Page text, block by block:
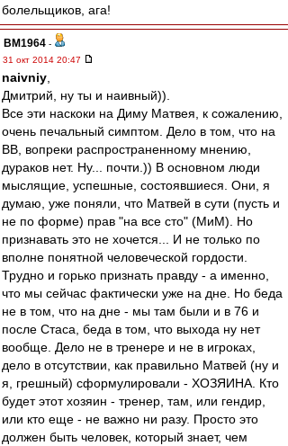
болельщиков, ага!
BM1964 -
31 окт 2014 20:47
naivniy
Дмитрий, ну ты и наивный)).
Все эти наскоки на Диму Матвея, к сожалению,
очень печальный симптом. Дело в том, что на
ВВ, вопреки распространенному мнению,
дураков нет. Ну... почти.)) В основном люди
мыслящие, успешные, состоявшиеся. Они, я
думаю, уже поняли, что Матвей в сути (пусть и
не по форме) прав "на все сто" (МиМ). Но
признавать это не хочется... И не только по
вполне понятной человеческой гордости.
Трудно и горько признать правду - а именно,
что мы сейчас фактически уже на дне. Но беда
не в том, что на дне - мы там были и в 76 и
после Стаса, беда в том, что выхода ну нет
вообще. Дело не в тренере и не в игроках,
дело в отсутствии, как правильно Матвей (ну и
я, грешный) сформулировали - ХОЗЯИНА. Кто
будет этот хозяин - тренер, там, или гендир,
или кто еще - не важно ни разу. Просто это
должен быть человек, который знает, чем